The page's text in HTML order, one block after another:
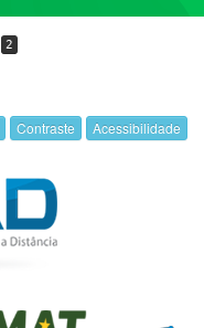
2
Contraste Acessibilidade